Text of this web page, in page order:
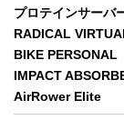
プロテインサーバ
RADICAL
BIKE PERSONAL
IMPACT
AirRower Elite